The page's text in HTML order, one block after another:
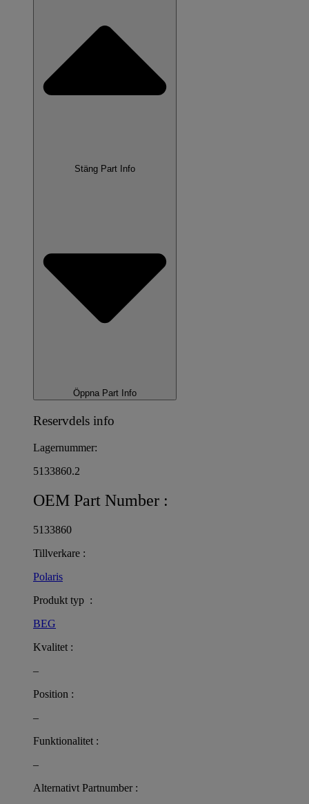
Stäng Part Info
Öppna Part Info
Reservdels info
Lagernummer:
5133860.2
OEM Part Number :
5133860
Tillverkare :
Polaris
Produkt typ :
BEG
Kvalitet :
–
Position :
–
Funktionalitet :
–
Alternativt Partnumber :